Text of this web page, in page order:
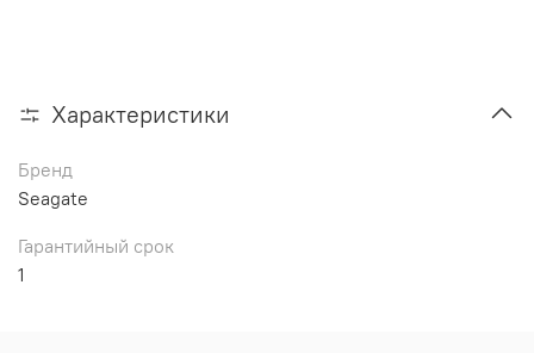
Характеристики
Бренд
Seagate
Гарантийный срок
1